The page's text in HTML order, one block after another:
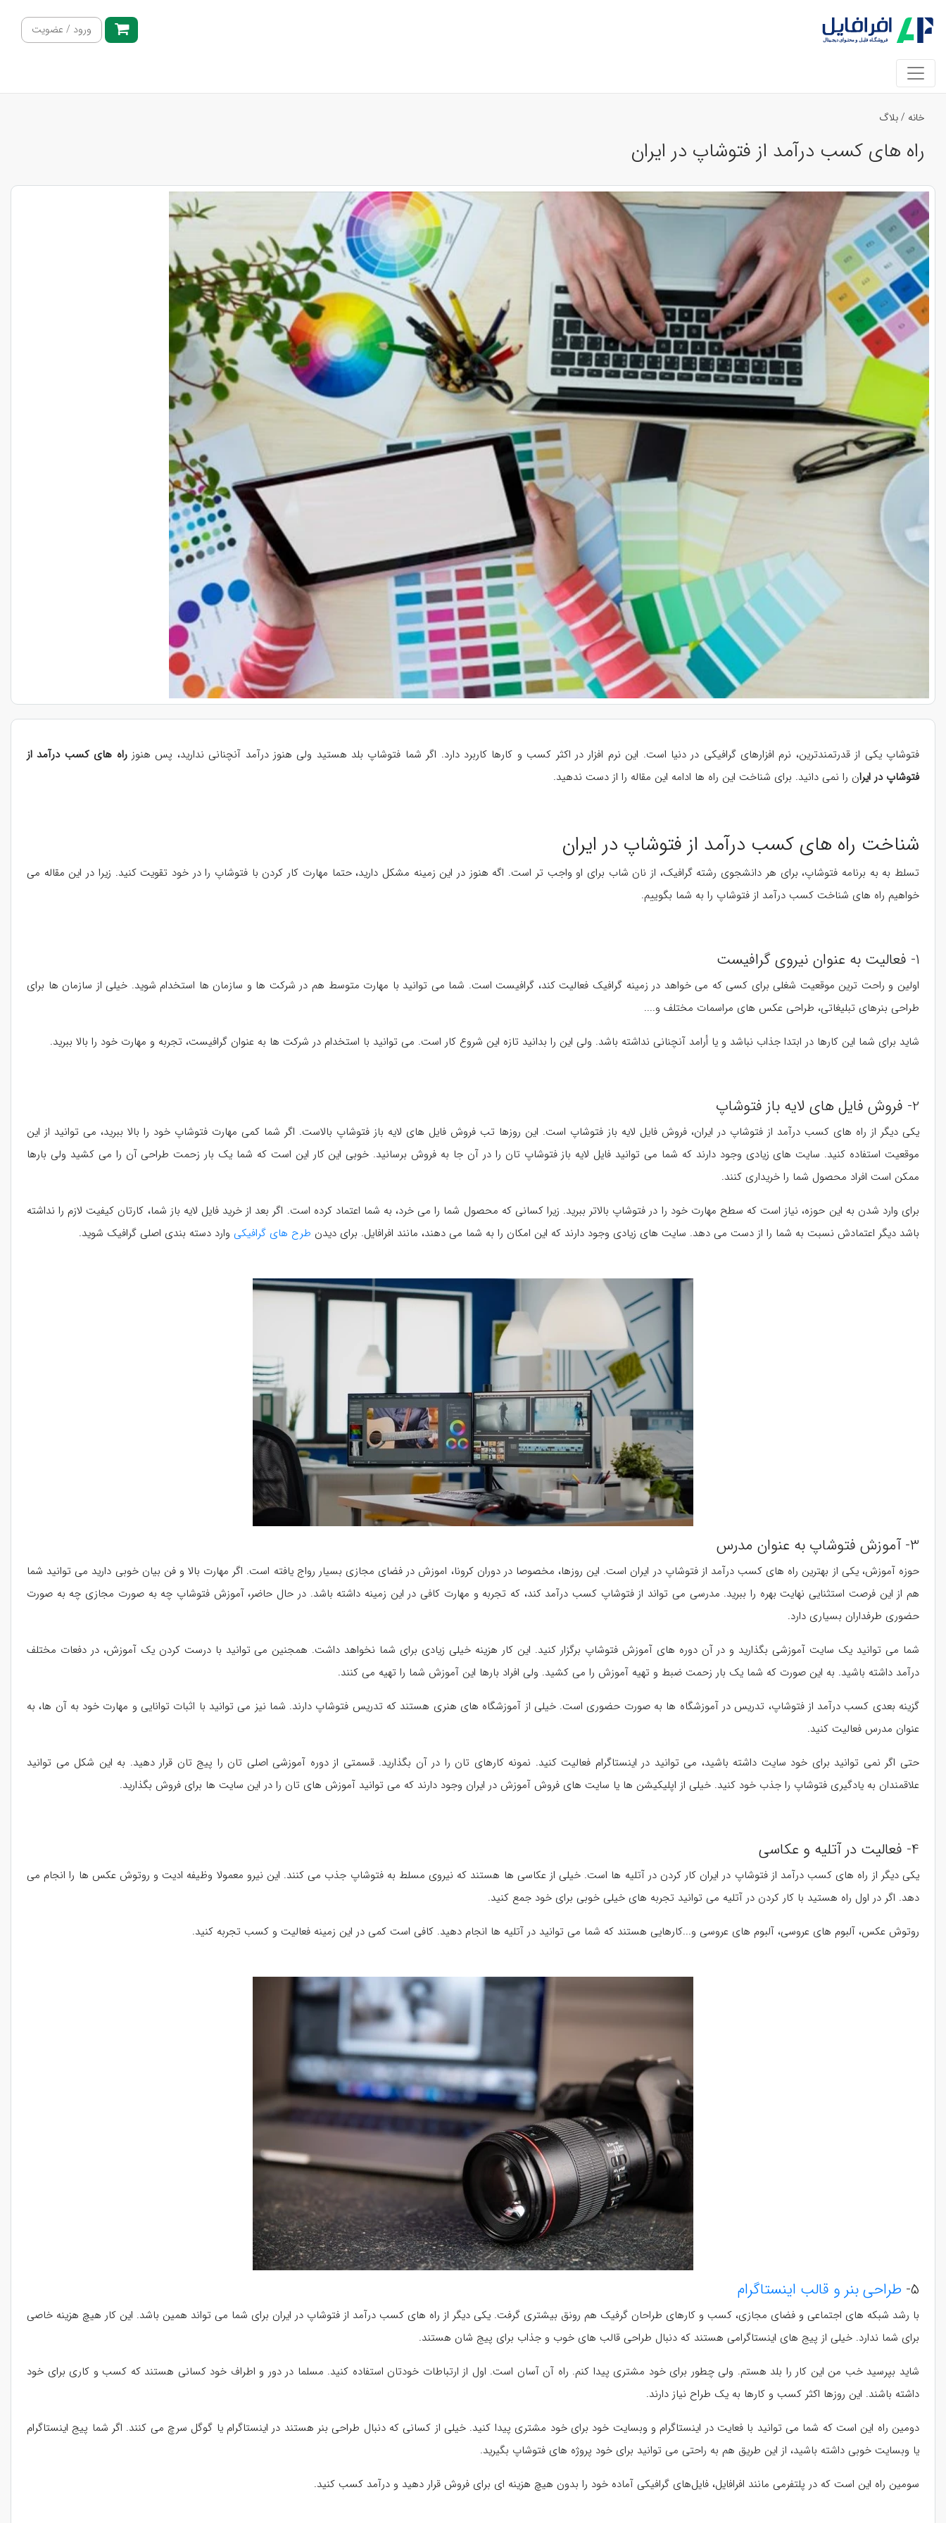
ورود / عضویت
خانه /بلاگ
راه های کسب درآمد از فتوشاپ در ایران
فتوشاپ یکی از قدرتمندترین، نرم افزارهای گرافیکی در دنیا است. این نرم افزار در اکثر کسب و کارها کاربرد دارد. اگر شما فتوشاپ بلد هستید ولی هنوز درآمد آنچنانی ندارید، پس هنوزراه های کسب درآمد از
فتوشاپ در ایران را نمی دانید. برای شناخت این راه ها ادامه این مقاله را از دست ندهید.
شناخت راه های کسب درآمد از فتوشاپ در ایران
تسلط به به برنامه فتوشاپ، برای هر دانشجوی رشته گرافیک، از نان شاب برای او واجب تر است. اگه هنوز در این زمینه مشکل دارید، حتما مهارت کار کردن با فتوشاپ را در خود تقویت کنید. زیرا در این مقاله می
خواهیم راه های شناخت کسب درآمد از فتوشاپ را به شما بگوییم.
1- فعالیت به عنوان نیروی گرافیست
اولین و راحت ترین موقعیت شغلی برای کسی که می خواهد در زمینه گرافیک فعالیت کند، گرافیست است. شما می توانید با مهارت متوسط هم در شرکت ها و سازمان ها استخدام شوید. خیلی از سازمان ها برای
طراحی بنرهای تبلیغاتی، طراحی عکس های مراسمات مختلف و....
شاید برای شما این کارها در ابتدا جذاب نباشد و یا أرامد آنچنانی نداشته باشد. ولی این را بدانید تازه این شروع کار است. می توانید با استخدام در شرکت ها به عنوان گرافیست، تجربه و مهارت خود را بالا ببرید.
2- فروش فایل های لایه باز فتوشاپ
یکی دیگر از راه های کسب درآمد از فتوشاپ در ایران، فروش فایل لایه باز فتوشاپ است. این روزها تب فروش فایل های لایه باز فتوشاپ بالاست. اگر شما کمی مهارت فتوشاپ خود را بالا ببرید، می توانید از این
موقعیت استفاده کنید. سایت های زیادی وجود دارند که شما می توانید فایل لایه باز فتوشاپ تان را در آن جا به فروش برسانید. خوبی این کار این است که شما یک بار زحمت طراحی آن را می کشید ولی بارها
ممکن است افراد محصول شما را خریداری کنند.
برای وارد شدن به این حوزه، نیاز است که سطح مهارت خود را در فتوشاپ بالاتر ببرید. زیرا کسانی که محصول شما را می خرد، به شما اعتماد کرده است. اگر بعد از خرید فایل لایه باز شما، کارتان کیفیت لازم را نداشته
باشد دیگر اعتمادش نسبت به شما را از دست می دهد. سایت های زیادی وجود دارند که این امکان را به شما می دهند، مانند افرافایل. برای دیدن طرح های گرافیکی وارد دسته بندی اصلی گرافیک شوید.
3- آموزش فتوشاپ به عنوان مدرس
حوزه آموزش، یکی از بهترین راه های کسب درآمد از فتوشاپ در ایران است. این روزها، مخصوصا در دوران کرونا، اموزش در فضای مجازی بسیار رواج یافته است. اگر مهارت بالا و فن بیان خوبی دارید می توانید شما
هم از این فرصت استثنایی نهایت بهره را ببرید. مدرسی می تواند از فتوشاپ کسب درآمد کند، که تجربه و مهارت کافی در این زمینه داشته باشد. در حال حاضر، آموزش فتوشاپ چه به صورت مجازی چه به صورت
حضوری طرفداران بسیاری دارد.
شما می توانید یک سایت آموزشی بگذارید و در آن دوره های آموزش فتوشاپ برگزار کنید. این کار هزینه خیلی زیادی برای شما نخواهد داشت. همجنین می توانید با درست کردن یک آموزش، در دفعات مختلف
درآمد داشته باشید. به این صورت که شما یک بار زحمت ضبط و تهیه آموزش را می کشید. ولی افراد بارها این آموزش شما را تهیه می کنند.
گزینه بعدی کسب درآمد از فتوشاپ، تدریس در آموزشگاه ها به صورت حضوری است. خیلی از آموزشگاه های هنری هستند که تدریس فتوشاپ دارند. شما نیز می توانید با اثبات توانایی و مهارت خود به آن ها، به
عنوان مدرس فعالیت کنید.
حتی اگر نمی توانید برای خود سایت داشته باشید، می توانید در اینستاگرام فعالیت کنید. نمونه کارهای تان را در آن بگذارید. قسمتی از دوره آموزشی اصلی تان را پیج تان قرار دهید. به این شکل می توانید
علاقمندان به یادگیری فتوشاپ را جذب خود کنید. خیلی از اپلیکیشن ها یا سایت های فروش آموزش در ایران وجود دارند که می توانید آموزش های تان را در این سایت ها برای فروش بگذارید.
4- فعالیت در آتلیه و عکاسی
یکی دیگر از راه های کسب درآمد از فتوشاپ در ایران کار کردن در آتلیه ها است. خیلی از عکاسی ها هستند که نیروی مسلط به فتوشاپ جذب می کنند. این نیرو معمولا وظیفه ادیت و روتوش عکس ها را انجام می
دهد. اگر در اول راه هستید با کار کردن در آتلیه می توانید تجربه های خیلی خوبی برای خود جمع کنید.
روتوش عکس، آلبوم های عروسی، آلبوم های عروسی و...کارهایی هستند که شما می توانید در آتلیه ها انجام دهید. کافی است کمی در این زمینه فعالیت و کسب تجربه کنید.
5- طراحی بنر و قالب اینستاگرام
با رشد شبکه های اجتماعی و فضای مجازی، کسب و کارهای طراحان گرفیک هم رونق بیشتری گرفت. یکی دیگر از راه های کسب درآمد از فتوشاپ در ایران برای شما می تواند همین باشد. این کار هیچ هزینه خاصی
برای شما ندارد. خیلی از پیج های اینستاگرامی هستند که دنبال طراحی قالب های خوب و جذاب برای پیج شان هستند.
شاید بپرسید خب من این کار را بلد هستم. ولی چطور برای خود مشتری پیدا کنم. راه آن آسان است. اول از ارتباطات خودتان استفاده کنید. مسلما در دور و اطراف خود کسانی هستند که کسب و کاری برای خود
داشته باشند. این روزها اکثر کسب و کارها به یک طراح نیاز دارند.
دومین راه این است که شما می توانید با فعایت در اینستاگرام و وبسایت خود برای خود مشتری پیدا کنید. خیلی از کسانی که دنبال طراحی بنر هستند در اینستاگرام یا گوگل سرچ می کنند. اگر شما پیج اینستاگرام
یا وبسایت خوبی داشته باشید، از این طریق هم به راحتی می توانید برای خود پروژه های فتوشاپ بگیرید.
سومین راه این است که در پلتفرمی مانند افرافایل، فایل‌های گرافیکی آماده خود را بدون هیچ هزینه ای برای فروش قرار دهید و درآمد کسب کنید.